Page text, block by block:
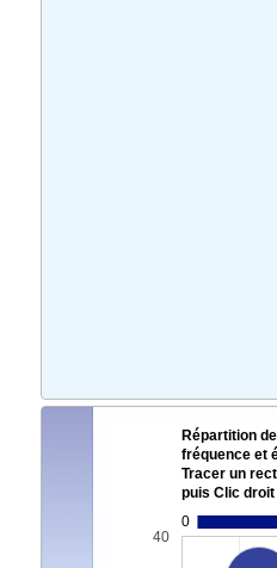
Répartition
fréquence et
Tracer un
puis Clic
0
40